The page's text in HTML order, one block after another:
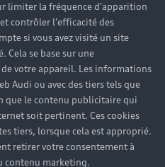
limiter la fréquence d'apparition
contrôler l'efficacité des
si vous avez visité un site
Cela se base sur une
votre appareil. Les informations
Audi ou avec des tiers tels que
que le contenu publicitaire qui
soit pertinent. Ces cookies
tiers, lorsque cela est approprié.
retirer votre consentement à
contenu marketing.